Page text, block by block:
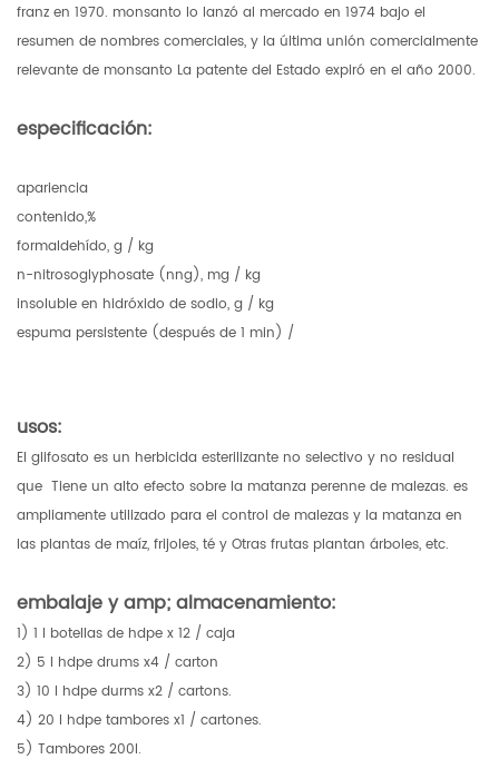
franz en 1970. monsanto lo lanzó al mercado en 1974 bajo el
resumen de nombres comerciales, y la última unión comercialmente
relevante de monsanto La patente del Estado expiró en el año 2000.
especificación:
apariencia
contenido,%
formaldehído, g / kg
n-nitrosoglyphosate (nng), mg / kg
insoluble en hidróxido de sodio, g / kg
espuma persistente (después de 1 min) /
usos:
El glifosato es un herbicida esterilizante no selectivo y no residual
que Tiene un alto efecto sobre la matanza perenne de malezas. es
ampliamente utilizado para el control de malezas y la matanza en
las plantas de maíz, frijoles, té y Otras frutas plantan árboles, etc.
embalaje y amp; almacenamiento:
1) 1 l botellas de hdpe x 12 / caja
2) 5 l hdpe drums x4 / carton
3) 10 l hdpe durms x2 / cartons.
4) 20 l hdpe tambores x1 / cartones.
5) Tambores 200l.